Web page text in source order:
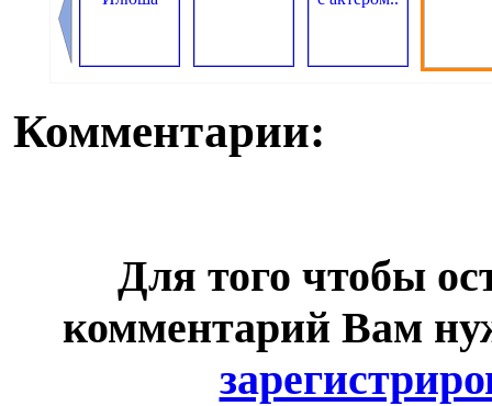
Комментарии:
Для того чтобы
комментарий Вам